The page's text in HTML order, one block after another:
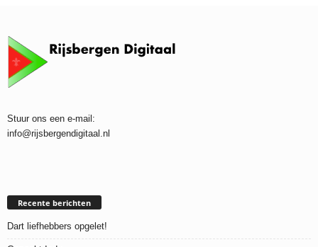
Stuur ons een e-mail:
info@rijsbergendigitaal.nl
Recente berichten
Dart liefhebbers opgelet!